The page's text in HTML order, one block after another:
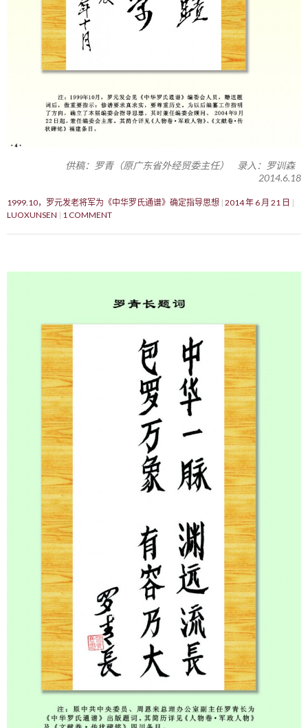
供稿：罗青（原广东省外经贸委主任） 录入：罗训森
2014.6.18
1999.10，罗元发老将军为《中华罗氏通谱》确定指导思想 2014 年 6 月 21 日
LUOXUNSEN
1 COMMENT